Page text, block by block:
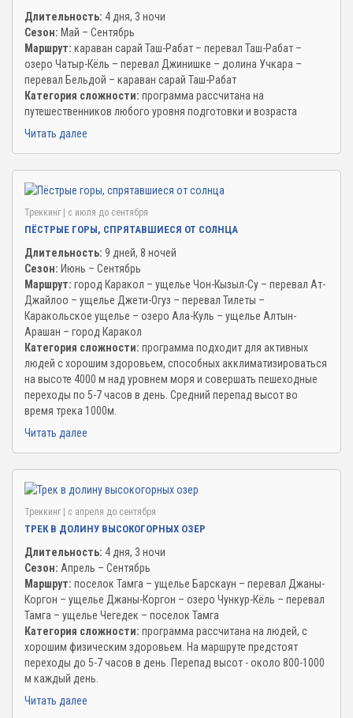
Длительность: 4 дня, 3 ночи
Сезон: Май – Сентябрь
Маршрут: караван сарай Таш-Рабат – перевал Таш-Рабат –
озеро Чатыр-Кёль – перевал Джинишке – долина Учкара –
перевал Бельдой – караван сарай Таш-Рабат
Категория сложности: программа рассчитана на
путешественников любого уровня подготовки и возраста
Читать далее
Треккинг| c июля до сентября
ПЁСТРЫЕ ГОРЫ, СПРЯТАВШИЕСЯ ОТ СОЛНЦА
Длительность: 9 дней, 8 ночей
Сезон: Июнь – Сентябрь
Маршрут: город Каракол – ущелье Чон-Кызыл-Су – перевал Ат-
Джайлоо – ущелье Джети-Огуз – перевал Тилеты –
Каракольское ущелье – озеро Ала-Куль – ущелье Алтын-
Арашан – город Каракол
Категория сложности: программа подходит для активных
людей с хорошим здоровьем, способных акклиматизироваться
на высоте 4000 м над уровнем моря и совершать пешеходные
переходы по 5-7 часов в день. Средний перепад высот во
время трека 1000м.
Читать далее
Треккинг| c апреля до сентября
ТРЕК В ДОЛИНУ ВЫСОКОГОРНЫХ ОЗЕР
Длительность: 4 дня, 3 ночи
Сезон: Апрель – Сентябрь
Маршрут: поселок Тамга – ущелье Барскаун – перевал Джаны-
Коргон – ущелье Джаны-Коргон – озеро Чункур-Кёль – перевал
Тамга – ущелье Чегедек – поселок Тамга
Категория сложности: программа рассчитана на людей, с
хорошим физическим здоровьем. На маршруте предстоят
переходы до 5-7 часов в день. Перепад высот - около 800-1000
м каждый день.
Читать далее